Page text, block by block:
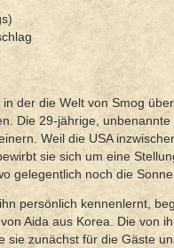
der die Welt von Smog
Die 29-jährige, unbenannte
Weil die USA
sie sich um eine
gelegentlich noch die Sonne
persönlich kennenlernt,
Aida aus Korea. Die von
sie zunächst für die Gäste